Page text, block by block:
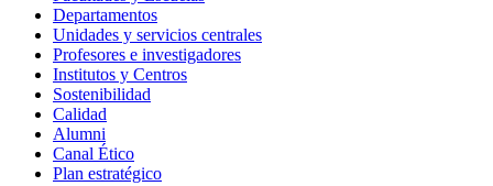
Departamentos
Unidades y servicios centrales
Profesores e investigadores
Institutos y Centros
Sostenibilidad
Calidad
Alumni
Canal Ético
Plan estratégico